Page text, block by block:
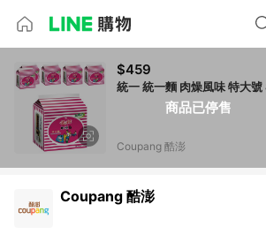
商品已停售
$459
Coupang 酷澎
Coupang 酷澎